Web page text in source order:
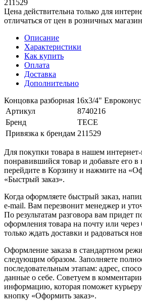
211529
Цена действительна только для
отличаться от цен в розничных
Описание
Характеристики
Как купить
Оплата
Доставка
Дополнительно
Концовка разборная 16х3/4" Евроконус
Артикул
8740216
Бренд
TECE
Привязка к брендам 211529
Для покупки товара в нашем
понравившийся товар и добавьте его в
перейдите в Корзину и нажмите на
«Быстрый заказ».
Когда оформляете быстрый заказ,
e-mail. Вам перезвонит менеджер и
По результатам разговора вам придет
оформления товара на почту или
только ждать доставки и радоваться
Оформление заказа в стандартном
следующим образом. Заполняете
последовательным этапам: адрес,
данные о себе. Советуем в
информацию, которая поможет
кнопку «Оформить заказ».